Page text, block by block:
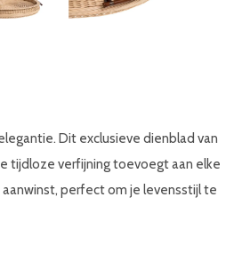
Dit exclusieve dienblad van
tijdloze verfijning toevoegt aan elke
perfect om je levensstijl te